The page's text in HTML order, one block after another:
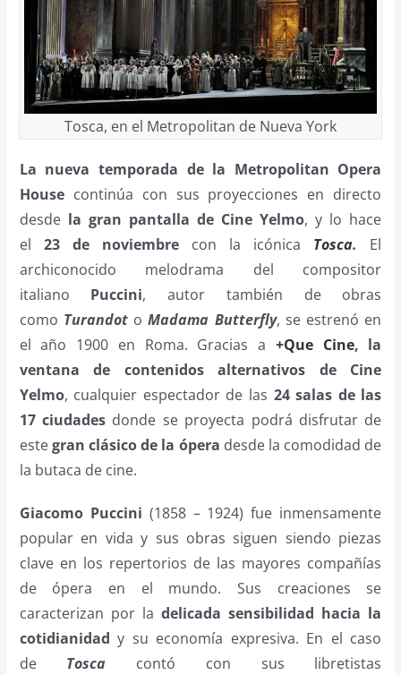
Tosca, en el Metropolitan de Nueva York
La nueva temporada de la Metropolitan Opera
Housecontinúa con sus proyecciones en directo
desde la gran pantalla de Cine Yelmo, y lo hace
el 23 de noviembrecon la icónica Tosca.
El
archiconocido melodrama del compositor
italiano Puccini, autor también de obras
como Turandot oMadama Butterfly, se estrenó en
el año 1900 en Roma. Gracias a +Que Cine, la
ventana de contenidos alternativos de Cine
Yelmo, cualquier espectador de las 24 salas de las
17 ciudades donde se proyecta podrá disfrutar de
estegran clásico de la ópera desde la comodidad de
la butaca de cine.
Giacomo Puccini (1858 – 1924) fue inmensamente
popular en vida y sus obras siguen siendo piezas
clave en los repertorios de las mayores compañías
de ópera en el mundo. Sus creaciones se
caracterizan por la delicada sensibilidad hacia la
cotidianidad y su economía expresiva. En el caso
de Tosca contó con sus libretistas